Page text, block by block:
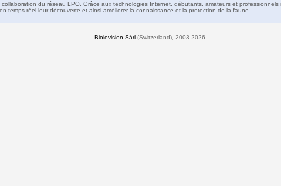
du réseau LPO. Grâce aux technologies Internet, débutants, amateurs et professionnels
temps réel leur découverte et ainsi améliorer la connaissance et la protection de la faune
Biolovision Sàrl (Switzerland), 2003-2026